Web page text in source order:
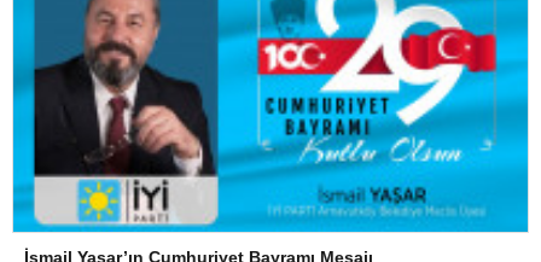
İsmail Yaşar’ın Cumhuriyet Bayramı Mesajı